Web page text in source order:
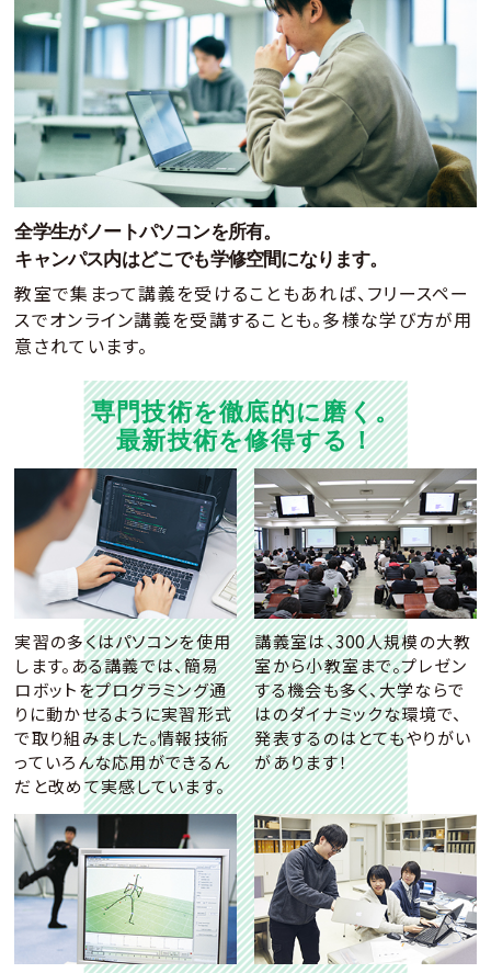
全学生がノートパソコンを所有。
キャンパス内はどこでも学修空間になります。
教室で集まって講義を受けることもあれば、フリースペー
スでオンライン講義を受講することも。多様な学び方が用
意されています。
専門技術を徹底的に磨く。
最新技術を修得する！
実習の多くはパソコンを使用
します。ある講義では、簡易
ロボットをプログラミング通
りに動かせるように実習形式
で取り組みました。情報技術
っていろんな応用ができるん
だと改めて実感しています。
講義室は、300人規模の大教
室から小教室まで。プレゼン
する機会も多く、大学ならで
はのダイナミックな環境で、
発表するのはとてもやりがい
があります！